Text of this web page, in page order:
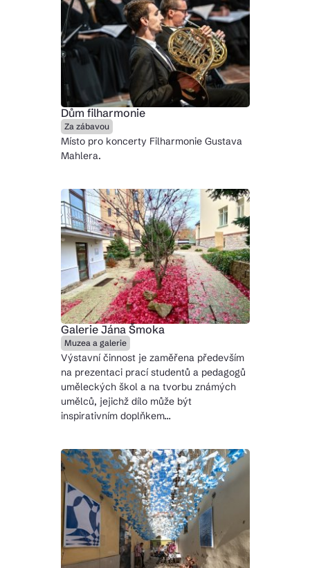
Dům filharmonie
Za zábavou
Místo pro koncerty Filharmonie Gustava
Mahlera.
Galerie Jána Šmoka
Muzea a galerie
Výstavní činnost je zaměřena především
na prezentaci prací studentů a pedagogů
uměleckých škol a na tvorbu známých
umělců, jejichž dílo může být
inspirativním doplňkem…